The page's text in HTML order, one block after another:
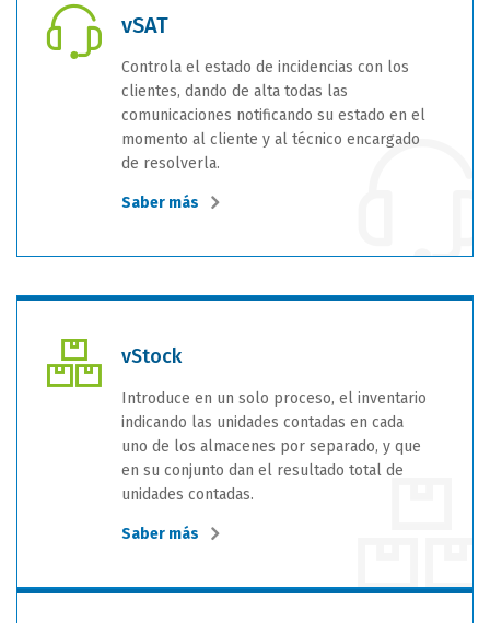
vSAT
Controla el estado de incidencias con los
clientes, dando de alta todas las
comunicaciones notificando su estado en el
momento al cliente y al técnico encargado
de resolverla.
Saber más
vStock
Introduce en un solo proceso, el inventario
indicando las unidades contadas en cada
uno de los almacenes por separado, y que
en su conjunto dan el resultado total de
unidades contadas.
Saber más